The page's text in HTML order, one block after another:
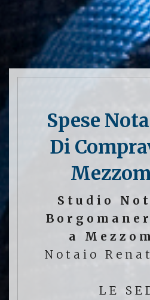
Spese
Di
Studio
a
Notaio
LE